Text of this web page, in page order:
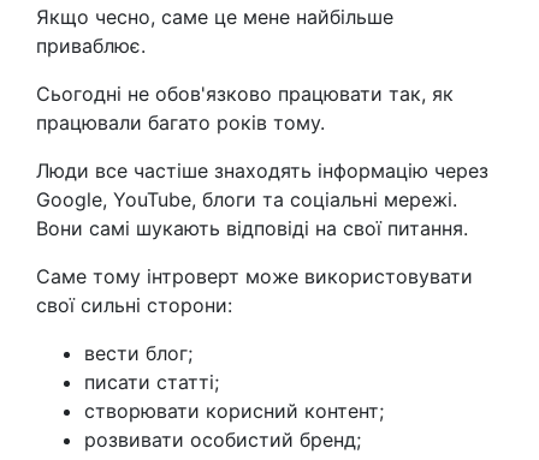
Якщо чесно, саме це мене найбільше
приваблює.
Сьогодні не обов'язково працювати так, як
працювали багато років тому.
Люди все частіше знаходять інформацію через
Google, YouTube, блоги та соціальні мережі.
Вони самі шукають відповіді на свої питання.
Саме тому інтроверт може використовувати
свої сильні сторони:
вести блог;
писати статті;
створювати корисний контент;
розвивати особистий бренд;